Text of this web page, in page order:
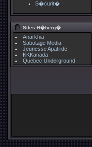
S�curit�
Sites H�berg�
Anarkhia
Sabotage Media
Jeunesse Apatride
KKKanada
Quebec Underground